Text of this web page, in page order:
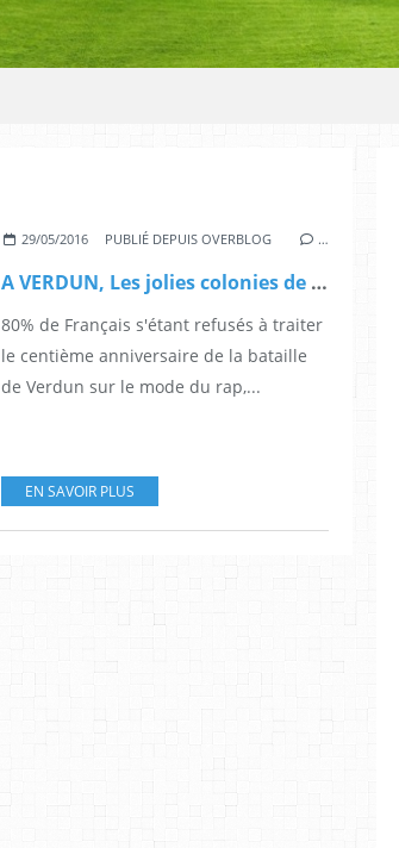
29/05/2016 PUBLIÉ DEPUIS OVERBLOG …
A VERDUN, Les jolies colonies de vacances : sketch d'Angela et de m'sieur p'tites blagues.
80% de Français s'étant refusés à traiter
le centième anniversaire de la bataille
de Verdun sur le mode du rap,...
EN SAVOIR PLUS